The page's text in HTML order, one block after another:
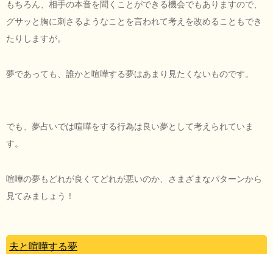
もちろん、相手の本音を聞くことができる機会でもありますので、
グサッと胸に刺さるようなことを言われて考えを改めることもでき
たりしますが。
夢であっても、誰かと喧嘩する夢はあまり見たくないものです。
でも、夢占いでは喧嘩をする行為は良い夢として考えられていま
す。
喧嘩の夢もどれが良くてどれが悪いのか、さまざまなパターンから
見てみましょう！
夫と喧嘩する夢